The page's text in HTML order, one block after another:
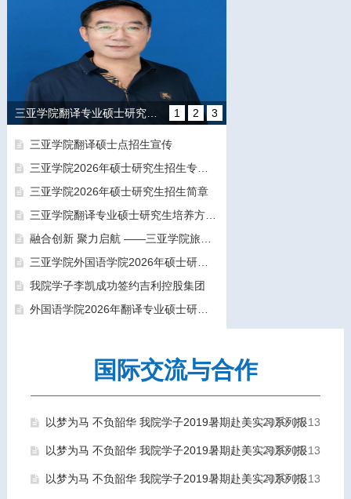
1 2 3
三亚学院翻译硕士点招生宣传
三亚学院2026年硕士研究生招生专业目录及参考书目
三亚学院2026年硕士研究生招生简章
三亚学院翻译专业硕士研究生培养方向和导师团队介绍
融合创新 聚力启航 ——三亚学院旅游与大健康学院正式揭牌成立
三亚学院外国语学院2026年硕士研究生拟录取名单公示公告（一志愿）
我院学子李凯成功签约吉利控股集团
外国语学院2026年翻译专业硕士研究生（MTI）一志愿考生面试工作圆满结束
国际交流与合作
以梦为马 不负韶华 我院学子2019暑期赴美实习系列报道（十三）
2020-07-13
以梦为马 不负韶华 我院学子2019暑期赴美实习系列报道（十二）
2020-07-13
以梦为马 不负韶华 我院学子2019暑期赴美实习系列报道（十一）
2020-07-13